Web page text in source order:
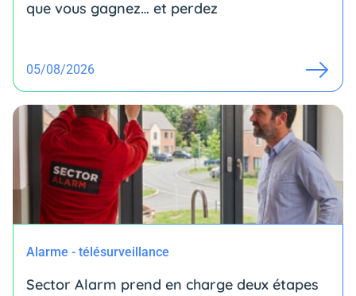
que vous gagnez… et perdez
05/08/2026
Alarme - télésurveillance
Sector Alarm prend en charge deux étapes